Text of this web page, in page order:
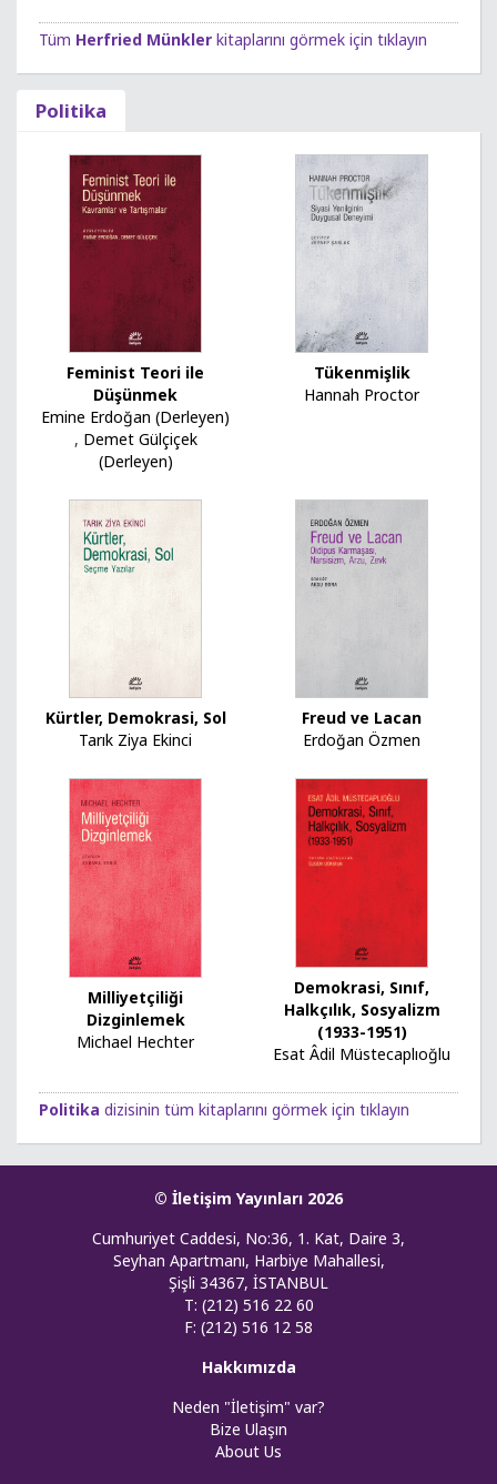
Tüm Herfried Münkler kitaplarını görmek için tıklayın
Politika
Feminist Teori ile
Düşünmek
Emine Erdoğan (Derleyen)
, Demet Gülçiçek
(Derleyen)
Tükenmişlik
Hannah Proctor
Kürtler, Demokrasi, Sol
Tarık Ziya Ekinci
Freud ve Lacan
Erdoğan Özmen
Milliyetçiliği
Dizginlemek
Michael Hechter
Demokrasi, Sınıf,
Halkçılık, Sosyalizm
(1933-1951)
Esat Âdil Müstecaplıoğlu
Politika dizisinin tüm kitaplarını görmek için tıklayın
© İletişim Yayınları 2026
Cumhuriyet Caddesi, No:36, 1. Kat, Daire 3,
Seyhan Apartmanı, Harbiye Mahallesi,
Şişli 34367, İSTANBUL
T: (212) 516 22 60
F: (212) 516 12 58
Hakkımızda
Neden "İletişim" var?
Bize Ulaşın
About Us